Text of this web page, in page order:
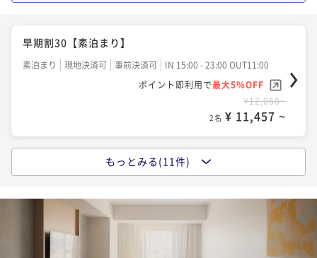
IN 15:00 - 23:00 OUT11:00
ポイント即利用で最大5％OFF
¥15,030~
2名 ¥ 14,278 ~
早期割30【朝食付き】
事前決済可
IN 15:00 - 23:00 OUT11:00
早期割30【素泊まり】
素泊まり 現地決済可 事前決済可
IN 15:00 - 23:00 OUT11:00
ポイント即利用で最大5％OFF
¥12,060~
2名 ¥ 11,457 ~
スタンダードプラン【素泊まり】
¥12,700~
¥ 12,065 ~
もっとみる(11件)